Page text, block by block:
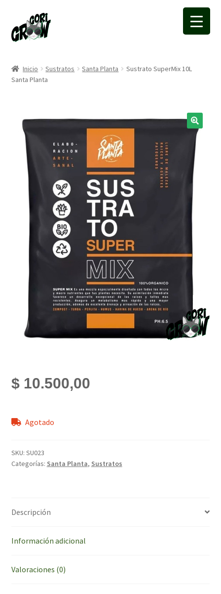
a
la
a
la
Inicio Sustratos Santa Planta
Sustrato SuperMix 10L
Santa Planta
$10.500,00
Agotado
SKU: SU023
Categorías: Santa Planta, Sustratos
Descripción
Información adicional
Valoraciones (0)